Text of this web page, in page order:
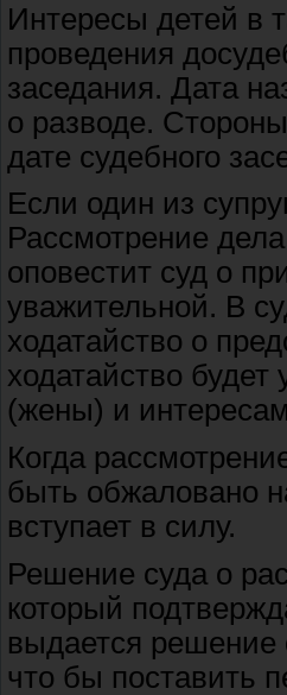
Интересы детей в
проведения
заседания. Дата
о разводе.
дате судебного
Если один из
Рассмотрение
оповестит суд о
уважительной. В
ходатайство о
ходатайство
(жены) и
Когда
быть обжаловано
вступает в силу.
Решение суда о
который
выдается решение
что бы поставить